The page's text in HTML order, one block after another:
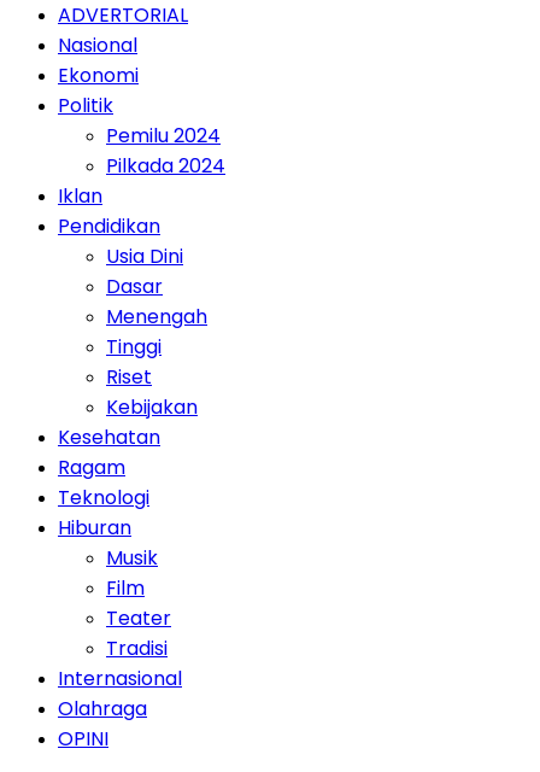
ADVERTORIAL
Nasional
Ekonomi
Politik
Pemilu 2024
Pilkada 2024
Iklan
Pendidikan
Usia Dini
Dasar
Menengah
Tinggi
Riset
Kebijakan
Kesehatan
Ragam
Teknologi
Hiburan
Musik
Film
Teater
Tradisi
Internasional
Olahraga
OPINI